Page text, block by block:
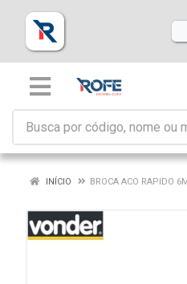
INÍCIO BROCA ACO RAPIDO